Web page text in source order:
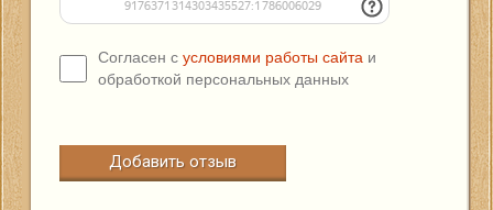
Согласен с условиями работы сайта и
обработкой персональных данных